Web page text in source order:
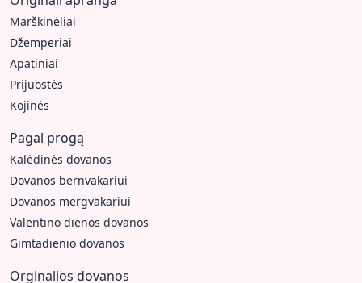
Marškinėliai
Džemperiai
Apatiniai
Prijuostės
Kojinės
Pagal progą
Kalėdinės dovanos
Dovanos bernvakariui
Dovanos mergvakariui
Valentino dienos dovanos
Gimtadienio dovanos
Orginalios dovanos